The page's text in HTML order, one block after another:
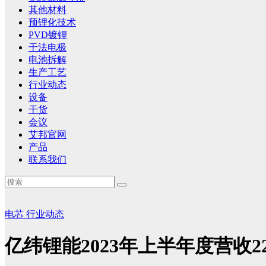
其他材料
预锂化技术
PVD镀锂
干法电极
电池拆解
生产工艺
行业动态
设备
干货
会议
艾邦官网
产品
联系我们
电芯 行业动态
亿纬锂能2023年上半年度营收